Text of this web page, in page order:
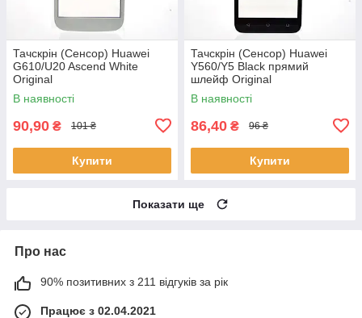
Тачскрін (Сенсор) Huawei
G610/U20 Ascend White
Original
В наявності
90,90 ₴ 101 ₴
Купити
Тачскрін (Сенсор) Huawei
Y560/Y5 Black прямий
шлейф Original
В наявності
86,40 ₴ 96 ₴
Купити
Показати ще
Про нас
90% позитивних з 211 відгуків за рік
Працює з 02.04.2021